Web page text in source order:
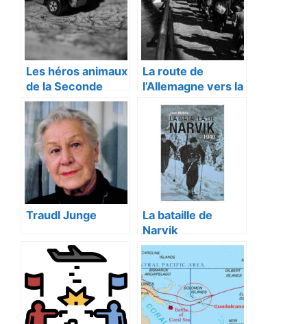
Les héros animaux
de la Seconde
Guerre mondiale
La route de
l’Allemagne vers la
Seconde Guerre
mondiale
Traudl Junge
La bataille de
Narvik